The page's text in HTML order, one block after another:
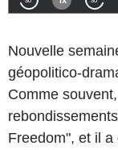
Nouvelle
géopolitico-
Comme
Freedom", et il